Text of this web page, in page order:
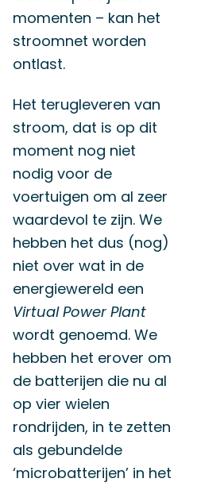
momenten – kan het
stroomnet worden
ontlast.
Het terugleveren van
stroom, dat is op dit
moment nog niet
nodig voor de
voertuigen om al zeer
waardevol te zijn. We
hebben het dus (nog)
niet over wat in de
energiewereld een
Virtual Power Plant
wordt genoemd. We
hebben het erover om
de batterijen die nu al
op vier wielen
rondrijden, in te zetten
als gebundelde
‘microbatterijen’ in het